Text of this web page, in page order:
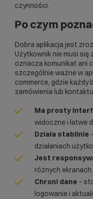
czynności.
Po czym
Dobra aplikacja jest
Użytkownik nie musi
oznacza komunikat ani
szczególnie ważne w
commerce, gdzie każdy
zamówienia lub
Ma prosty
widoczne i łatwe
Działa stabilnie
działaniach
Jest
różnych ekranach.
Chroni dane –
logowanie i